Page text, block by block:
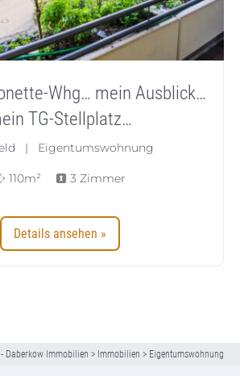
Whg… mein Ausblick…
TG-Stellplatz…
| Eigentumswohnung
110m² 3 Zimmer
Details ansehen »
Daberkow Immobilien > Immobilien > Eigentumswohnung